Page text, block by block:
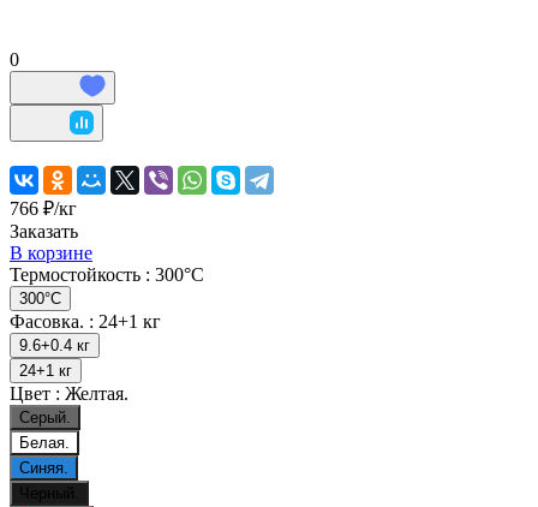
0
766 ₽/кг
Заказать
В корзине
Термостойкость : 300°C
300°C
Фасовка. : 24+1 кг
9.6+0.4 кг
24+1 кг
Цвет : Желтая.
Серый.
Белая.
Синяя.
Черный.